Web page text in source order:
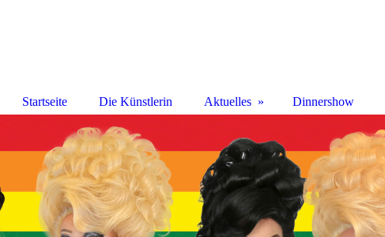
Startseite Die Künstlerin Aktuelles Dinnershow